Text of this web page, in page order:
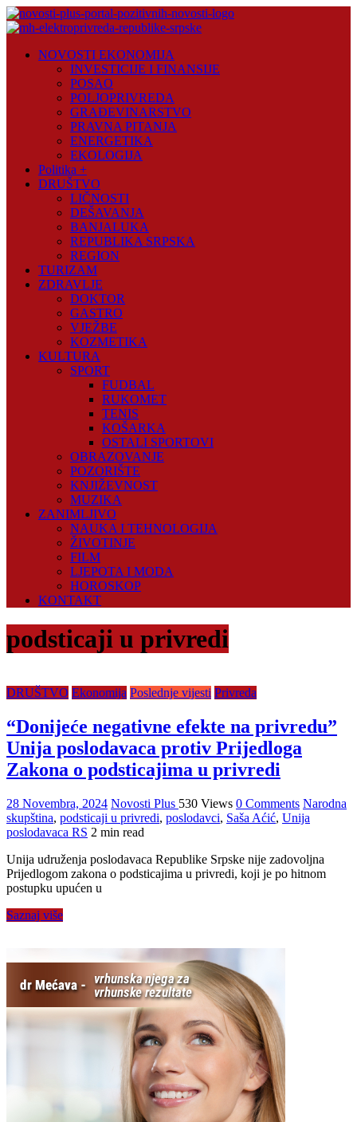
Skip
to
Plus
NOVOSTI EKONOMIJA
INVESTICIJE I FINANSIJE
POSAO
POLJOPRIVREDA
GRAĐEVINARSTVO
PRAVNA PITANJA
ENERGETIKA
EKOLOGIJA
Politika +
DRUŠTVO
LIČNOSTI
DEŠAVANJA
BANJALUKA
REPUBLIKA SRPSKA
REGION
TURIZAM
ZDRAVLJE
DOKTOR
GASTRO
VJEŽBE
KOZMETIKA
KULTURA
SPORT
FUDBAL
RUKOMET
TENIS
KOŠARKA
OSTALI SPORTOVI
OBRAZOVANJE
POZORIŠTE
KNJIŽEVNOST
MUZIKA
ZANIMLJIVO
NAUKA I TEHNOLOGIJA
ŽIVOTINJE
FILM
LJEPOTA I MODA
HOROSKOP
KONTAKT
podsticaji u privredi
DRUŠTVO Ekonomija Poslednje vijesti Privreda
“Donijeće negativne efekte na privredu”
Unija poslodavaca protiv Prijedloga
Zakona o podsticajima u privredi
28 Novembra, 2024 Novosti Plus 530 Views 0 Comments Narodna
skupština, podsticaji u privredi, poslodavci, Saša Aćić, Unija
poslodavaca RS 2 min read
Unija udruženja poslodavaca Republike Srpske nije zadovoljna
Prijedlogom zakona o podsticajima u privredi, koji je po hitnom
postupku upućen u
Saznaj više